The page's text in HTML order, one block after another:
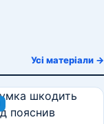
Усі матеріали →